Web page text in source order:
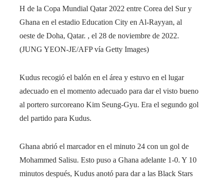
H de la Copa Mundial Qatar 2022 entre Corea del Sur y
Ghana en el estadio Education City en Al-Rayyan, al
oeste de Doha, Qatar. , el 28 de noviembre de 2022.
(JUNG YEON-JE/AFP vía Getty Images)
Kudus recogió el balón en el área y estuvo en el lugar
adecuado en el momento adecuado para dar el visto bueno
al portero surcoreano Kim Seung-Gyu. Era el segundo gol
del partido para Kudus.
Ghana abrió el marcador en el minuto 24 con un gol de
Mohammed Salisu. Esto puso a Ghana adelante 1-0. Y 10
minutos después, Kudus anotó para dar a las Black Stars